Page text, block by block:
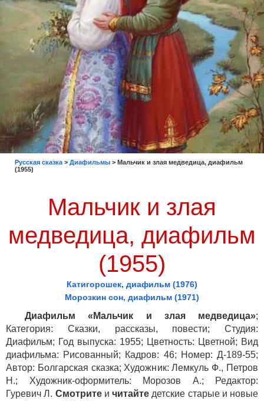
Русская сказка > Диафильмы > Мальчик и злая медведица, диафильм
(1955)
Мальчик и злая
медведица, диафильм
(1955)
Катигорошек, диафильм (1976)
Морозкин сон, диафильм (1971)
Диафильм «Мальчик и злая медведица»;
Категория: Сказки, рассказы, повести; Студия:
Диафильм; Год выпуска: 1955; Цветность: Цветной; Вид
диафильма: Рисованный; Кадров: 46; Номер: Д-189-55;
Автор: Болгарская сказка; Художник: Лемкуль Ф., Петров
Н.; Художник-оформитель: Морозов А.; Редактор:
Гуревич Л. Смотритеи читайте детские старые и новые